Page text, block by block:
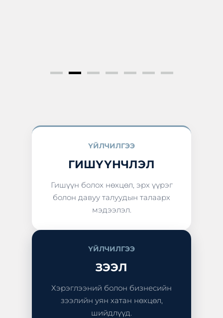
ҮЙЛЧИЛГЭЭ
ГИШҮҮНЧЛЭЛ
Гишүүн болох нөхцөл, эрх үүрэг
болон давуу талуудын талаарх
мэдээлэл.
ҮЙЛЧИЛГЭЭ
ЗЭЭЛ
Хэрэглээний болон бизнесийн
зээлийн уян хатан нөхцөл,
шийдлүүд.